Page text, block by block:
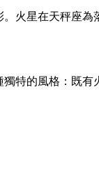
火星在天秤座為
特的風格：既有